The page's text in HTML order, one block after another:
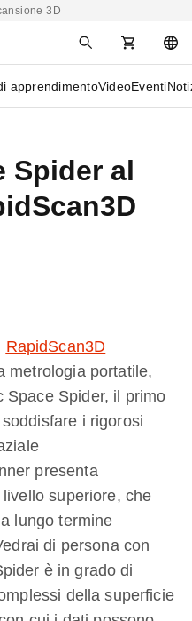
3D
apprendimentoVideoEventi
Spider al
RapidScan3D
metrologia portatile,
Space Spider, il primo
i rigorosi
presenta
superiore, che
lungo termine
di persona con
è in grado di
della superficie